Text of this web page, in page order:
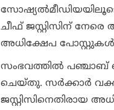
ചീഫ് ജസ്റ്റിസിന്
അധിക്ഷേപ പോസ്റ്റുകള്‍
സംഭവത്തില്‍ പഞ്ചാബ്
ചെയ്തു. സര്‍ക്കാര്‍
ജസ്റ്റിസിനെതിരായ